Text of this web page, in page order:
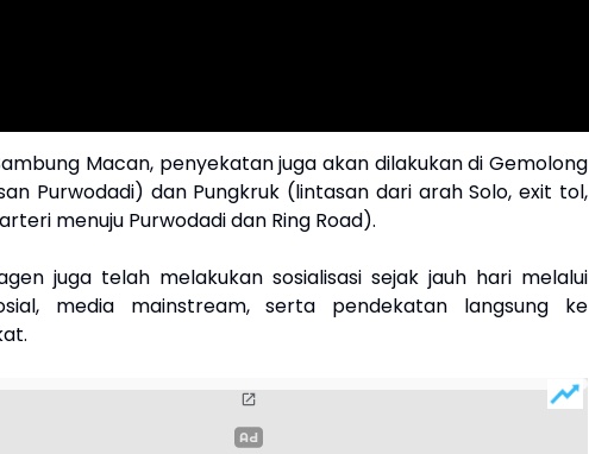
Macan, penyekatan juga akan dilakukan di Gemolong
Purwodadi) dan Pungkruk (lintasan dari arah Solo, exit tol,
menuju Purwodadi dan Ring Road).
juga telah melakukan sosialisasi sejak jauh hari melalui
media mainstream, serta pendekatan langsung ke